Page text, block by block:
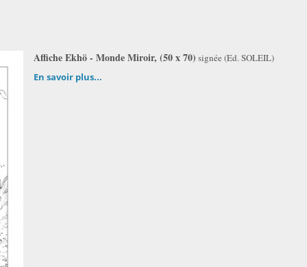
Affiche Ekhö - Monde Miroir, (50 x 70) signée (Ed. SOLEIL)
En savoir plus...